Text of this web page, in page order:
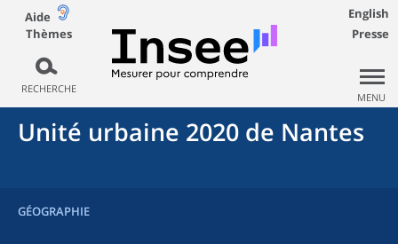
Aide
Thèmes
RECHERCHE
English
Presse
MENU
Unité urbaine 2020 de Nantes
GÉOGRAPHIE